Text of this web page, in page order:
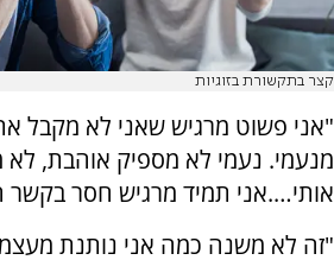
קצר בתקשורת בזוגיות
"אני פשוט מרגיש שאני לא מקבל
מנעמי. נעמי לא מספיק אוהבת,
אותי….אני תמיד מרגיש חסר בקשר
"זה לא משנה כמה אני נותנת